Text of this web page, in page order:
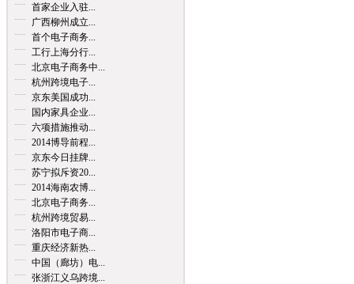
首家企业入驻...
广西柳州成立...
首个电子商务...
工行上海分行...
北京电子商务中...
杭州跨境电子...
京东美国成功...
国内家具企业...
六项措施推动...
2014博导前程...
京东今日挂牌...
苏宁拟斥资20...
2014海南农博...
北京电子商务...
杭州跨境贸易...
洛阳市电子商...
重庆经济新热...
中国（廊坊）电...
张浙江义乌跨境...